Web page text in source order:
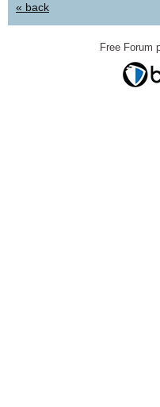
« back
Free Forum